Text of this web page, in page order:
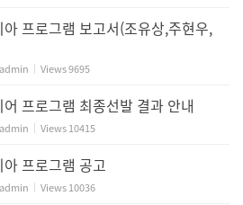
프로그램 보고서(조유상,주현우,
Views9695
프로그램 최종선발 결과 안내
Views10415
프로그램 공고
Views10036